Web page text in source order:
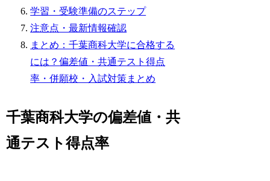
学習・受験準備のステップ
注意点・最新情報確認
まとめ：千葉商科大学に合格する
には？偏差値・共通テスト得点
率・併願校・入試対策まとめ
千葉商科大学の偏差値・共
通テスト得点率